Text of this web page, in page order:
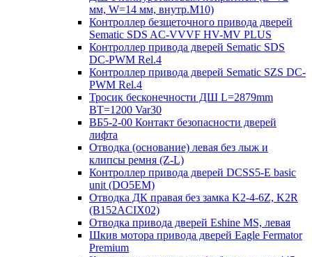
мм, W=14 мм, внутр.М10)
Контроллер безщеточного привода дверей
Sematiс SDS AC-VVVF HV-MV PLUS
Контроллер привода дверей Sematic SDS
DC-PWM Rel.4
Контроллер привода дверей Sematic SZS DC-
PWM Rel.4
Тросик бесконечности ДШ L=2879mm
BT=1200 Var30
ВБ5-2-00 Контакт безопасности дверей
лифта
Отводка (основание) левая без лыж и
клипсы ремня (Z-L)
Контроллер привода дверей DCSS5-E basic
unit (DO5EM)
Отводка ДК правая без замка K2-4-6Z, K2R
(B152ACIX02)
Отводка привода дверей Eshine MS, левая
Шкив мотора привода дверей Eagle Fermator
Premium